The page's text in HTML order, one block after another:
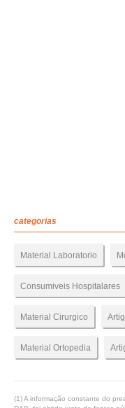
categorias
Material Laboratorio
Consumiveis Hospitalares
Material Cirurgico
Material Ortopedia
(1) A informação constante do